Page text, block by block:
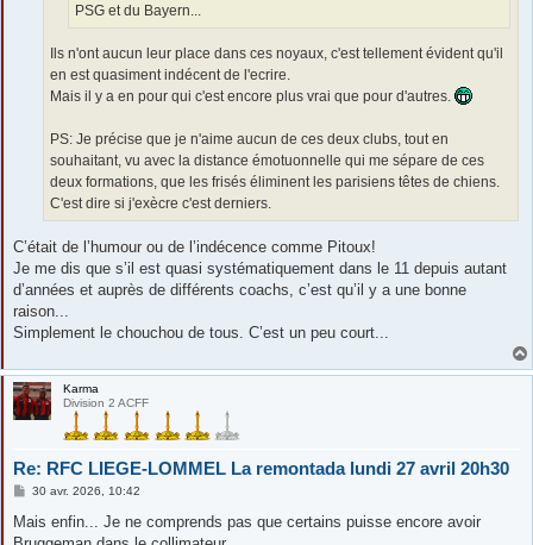
PSG et du Bayern...
Ils n'ont aucun leur place dans ces noyaux, c'est tellement évident qu'il
en est quasiment indécent de l'ecrire.
Mais il y a en pour qui c'est encore plus vrai que pour d'autres.
PS: Je précise que je n'aime aucun de ces deux clubs, tout en
souhaitant, vu avec la distance émotuonnelle qui me sépare de ces
deux formations, que les frisés éliminent les parisiens têtes de chiens.
C'est dire si j'exècre c'est derniers.
C’était de l’humour ou de l’indécence comme Pitoux!
Je me dis que s’il est quasi systématiquement dans le 11 depuis autant
d’années et auprès de différents coachs, c’est qu’il y a une bonne
raison...
Simplement le chouchou de tous. C’est un peu court...
Karma
Division 2 ACFF
Re: RFC LIEGE-LOMMEL La remontada lundi 27 avril 20h30
M
s
30 avr. 2026, 10:42
Mais enfin... Je ne comprends pas que certains puisse encore avoir